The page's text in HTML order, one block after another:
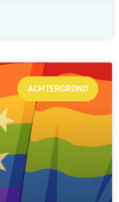
ACHTERGROND